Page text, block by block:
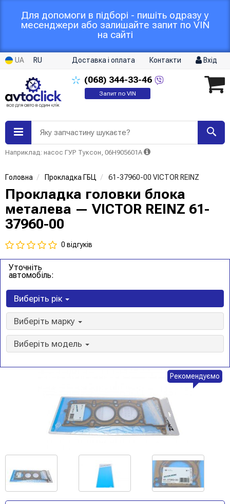
Для допомоги в підборі - пишіть одразу у
месенджери або залишайте запит по VIN
на сайті
UA RU Доставка і оплата Контакти Вхід
(068) 344-33-46
Запит по VIN
Яку запчастину шукаєте?
Наприклад: насос ГУР Туксон, 06H905601A
Головна Прокладка ГБЦ 61-37960-00 VICTOR REINZ
Прокладка головки блока
металева — VICTOR REINZ 61-
37960-00
0 відгуків
Уточніть
автомобіль:
Виберіть рік
Виберіть марку
Виберіть модель
Рекомендуємо